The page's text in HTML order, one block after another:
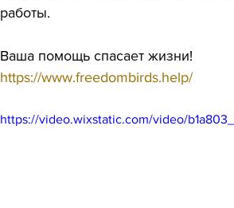
работы.
Ваша помощь спасает жизни!
https://www.freedombirds.help/
https://video.wixstatic.com/video/